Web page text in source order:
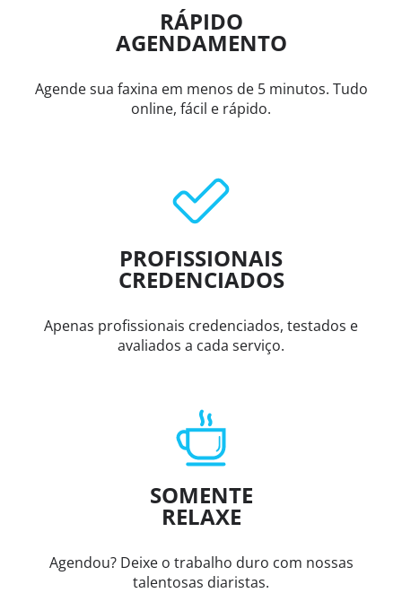
RÁPIDO
AGENDAMENTO
Agende sua faxina em menos de 5 minutos. Tudo
online, fácil e rápido.
PROFISSIONAIS
CREDENCIADOS
Apenas profissionais credenciados, testados e
avaliados a cada serviço.
SOMENTE
RELAXE
Agendou? Deixe o trabalho duro com nossas
talentosas diaristas.